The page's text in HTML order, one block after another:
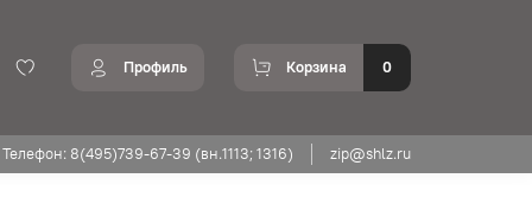
Профиль Корзина 0
Телефон: 8(495)739-67-39 (вн.1113; 1316) zip@shlz.ru